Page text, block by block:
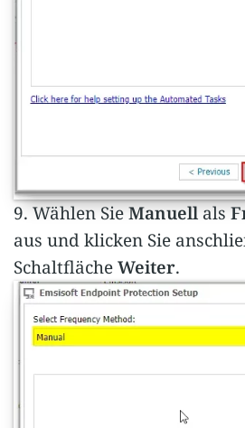
9. Wählen SieManuellals
aus und klicken Sie
SchaltflächeWeiter.